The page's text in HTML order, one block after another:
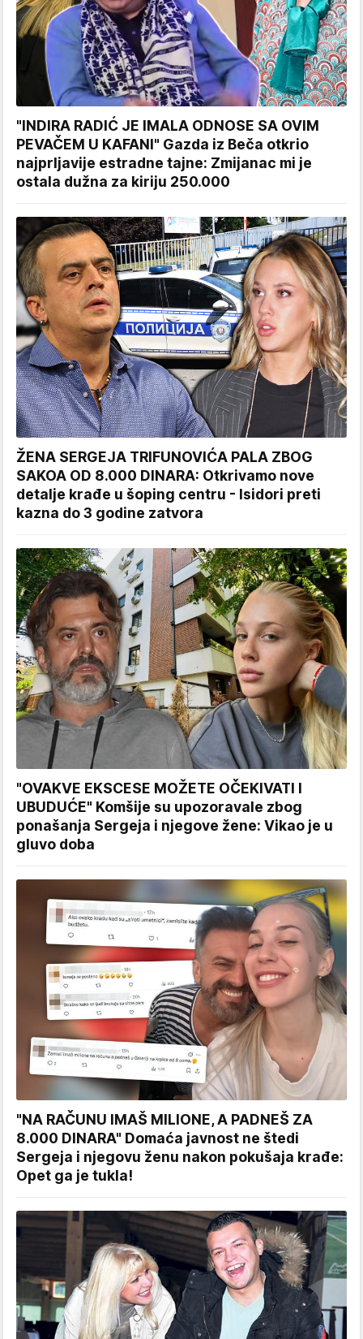
"INDIRA RADIĆ JE IMALA ODNOSE SA OVIM
PEVAČEM U KAFANI" Gazda iz Beča otkrio
najprljavije estradne tajne: Zmijanac mi je
ostala dužna za kiriju 250.000
ŽENA SERGEJA TRIFUNOVIĆA PALA ZBOG
SAKOA OD 8.000 DINARA: Otkrivamo nove
detalje krađe u šoping centru - Isidori preti
kazna do 3 godine zatvora
"OVAKVE EKSCESE MOŽETE OČEKIVATI I
UBUDUĆE" Komšije su upozoravale zbog
ponašanja Sergeja i njegove žene: Vikao je u
gluvo doba
"NA RAČUNU IMAŠ MILIONE, A PADNEŠ ZA
8.000 DINARA" Domaća javnost ne štedi
Sergeja i njegovu ženu nakon pokušaja krađe:
Opet ga je tukla!